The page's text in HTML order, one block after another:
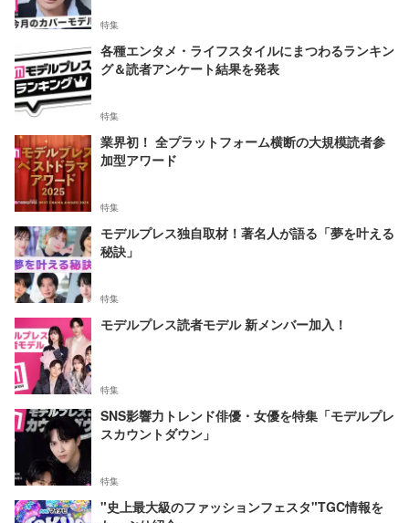
特集
各種エンタメ・ライフスタイルにまつわるランキン
グ＆読者アンケート結果を発表
特集
業界初！ 全プラットフォーム横断の大規模読者参
加型アワード
特集
モデルプレス独自取材！著名人が語る「夢を叶える
秘訣」
特集
モデルプレス読者モデル 新メンバー加入！
特集
SNS影響力トレンド俳優・女優を特集「モデルプレ
スカウントダウン」
特集
"史上最大級のファッションフェスタ"TGC情報を